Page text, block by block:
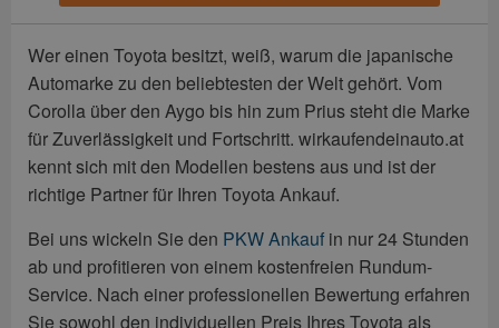
Wer einen Toyota besitzt, weiß, warum die japanische
Automarke zu den beliebtesten der Welt gehört. Vom
Corolla über den Aygo bis hin zum Prius steht die Marke
für Zuverlässigkeit und Fortschritt. wirkaufendeinauto.at
kennt sich mit den Modellen bestens aus und ist der
richtige Partner für Ihren Toyota Ankauf.
Bei uns wickeln Sie den PKW Ankauf in nur 24 Stunden
ab und profitieren von einem kostenfreien Rundum-
Service. Nach einer professionellen Bewertung erfahren
Sie sowohl den individuellen Preis Ihres Toyota als